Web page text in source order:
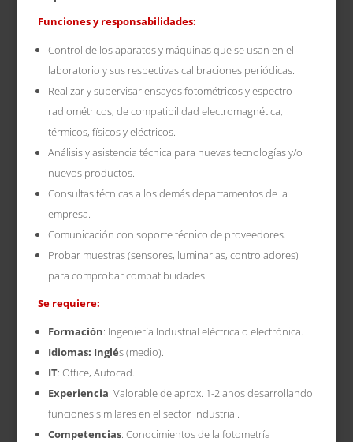
Funciones y responsabilidades:
Control de los aparatos y máquinas que se usan en el
laboratorio y sus respectivas calibraciones periódicas.
Realizar y supervisar ensayos fotométricos y espectro
radiométricos, de compatibilidad electromagnética,
térmicos, físicos y eléctricos.
Análisis y asistencia técnica para nuevas tecnologías y/o
nuevos productos.
Consultas técnicas a los demás departamentos de la
empresa.
Comunicación con soporte técnico de proveedores.
Probar muestras (sensores, luminarias, controladores)
para comprobar compatibilidades.
Se requiere:
Formación: Ingeniería Industrial eléctrica o electrónica.
Idiomas: Inglés (medio).
IT: Office, Autocad.
Experiencia: Valorable de aprox. 1-2 anos desarrollando
funciones similares en el sector industrial.
Competencias: Conocimientos de la fotometría